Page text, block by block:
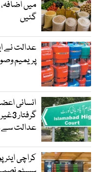
گئیں
عدالت نے
پریمیم
انسانی
عدالت سے
کراچی